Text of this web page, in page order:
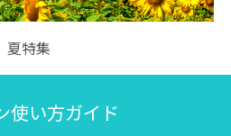
夏特集
使い方ガイド